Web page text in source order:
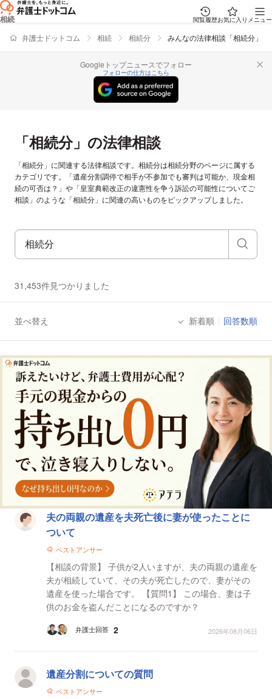
相続 閲覧履歴お気に入り メニュー
弁護士ドットコム 相続 相続分 みんなの法律相談「相続分」
Googleトップニュースでフォロー
フォローの仕方はこちら
「相続分」の法律相談
「相続分」に関連する法律相談です。相続分は相続分野のページに属する
カテゴリです。「遺産分割調停で相手が不参加でも審判は可能か、現金相
続の可否は？」や「皇室典範改正の違憲性を争う訴訟の可能性についてご
相談」のような「相続分」に関連の高いものをピックアップしました。
31,453件見つかりました
並べ替え 新着順 回答数順
法律相談一覧夫の両親の遺産を夫死亡後に妻が使ったことに
ついて
ベストアンサー
【相談の背景】 子供が2人いますが、夫の両親の遺産を
夫が相続していて、その夫が死亡したので、妻がその
遺産を使った場合です。 【質問1】 この場合、妻は子
供のお金を盗んだことになるのですか？
弁護士回答 2 2026年08月06日
遺産分割についての質問
ベストアンサー